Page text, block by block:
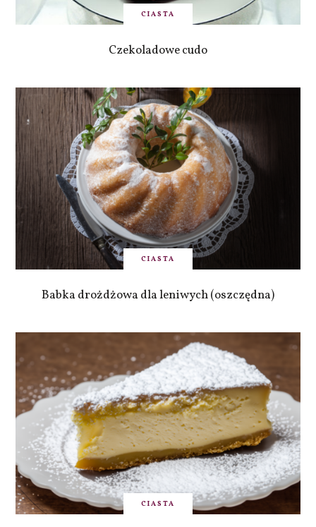
CIASTA
Czekoladowe cudo
CIASTA
Babka drożdżowa dla leniwych (oszczędna)
CIASTA